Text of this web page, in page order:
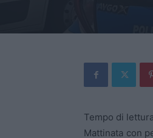
Tempo di
Mattinata con